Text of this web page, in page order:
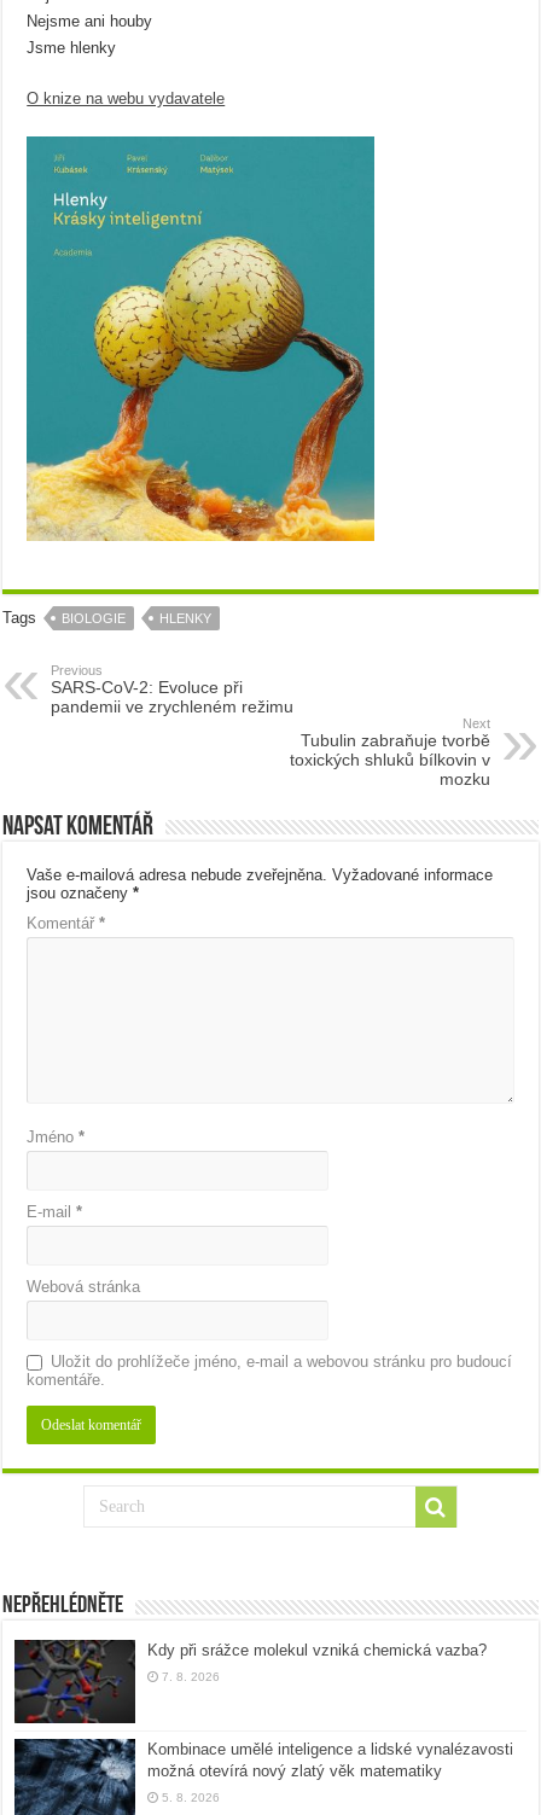
Nejsme ani houby
Jsme hlenky
O knize na webu vydavatele
Tags BIOLOGIE HLENKY
Previous
SARS-CoV-2: Evoluce při
pandemii ve zrychleném režimu
Next
Tubulin zabraňuje tvorbě
toxických shluků bílkovin v
mozku
Napsat komentář
Vaše e-mailová adresa nebude zveřejněna. Vyžadované informace
jsou označeny*
Komentář*
Jméno*
E-mail*
Webová stránka
Uložit do prohlížeče jméno, e-mail a webovou stránku pro budoucí
komentáře.
Nepřehlédněte
Kdy při srážce molekul vzniká chemická vazba?
7. 8. 2026
Kombinace umělé inteligence a lidské vynalézavosti
možná otevírá nový zlatý věk matematiky
5. 8. 2026